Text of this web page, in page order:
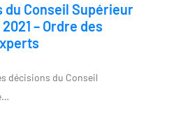
du Conseil Supérieur
– Ordre des
décisions du Conseil